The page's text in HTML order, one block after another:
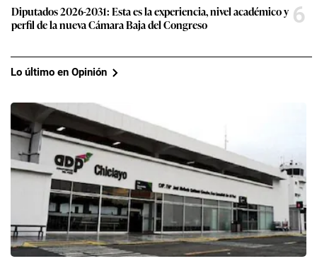
Diputados 2026-2031: Esta es la experiencia, nivel académico y
perfil de la nueva Cámara Baja del Congreso
6
Lo último en Opinión